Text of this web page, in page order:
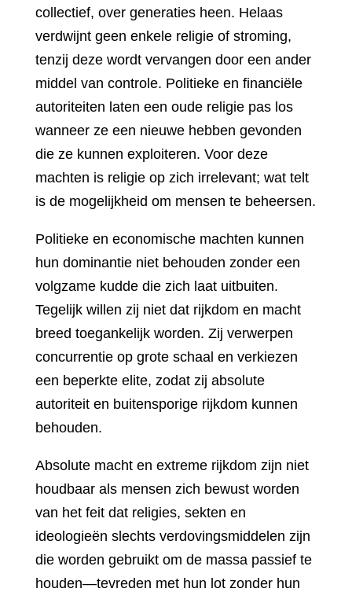
collectief, over generaties heen. Helaas
verdwijnt geen enkele religie of stroming,
tenzij deze wordt vervangen door een ander
middel van controle. Politieke en financiële
autoriteiten laten een oude religie pas los
wanneer ze een nieuwe hebben gevonden
die ze kunnen exploiteren. Voor deze
machten is religie op zich irrelevant; wat telt
is de mogelijkheid om mensen te beheersen.
Politieke en economische machten kunnen
hun dominantie niet behouden zonder een
volgzame kudde die zich laat uitbuiten.
Tegelijk willen zij niet dat rijkdom en macht
breed toegankelijk worden. Zij verwerpen
concurrentie op grote schaal en verkiezen
een beperkte elite, zodat zij absolute
autoriteit en buitensporige rijkdom kunnen
behouden.
Absolute macht en extreme rijkdom zijn niet
houdbaar als mensen zich bewust worden
van het feit dat religies, sekten en
ideologieën slechts verdovingsmiddelen zijn
die worden gebruikt om de massa passief te
houden—tevreden met hun lot zonder hun